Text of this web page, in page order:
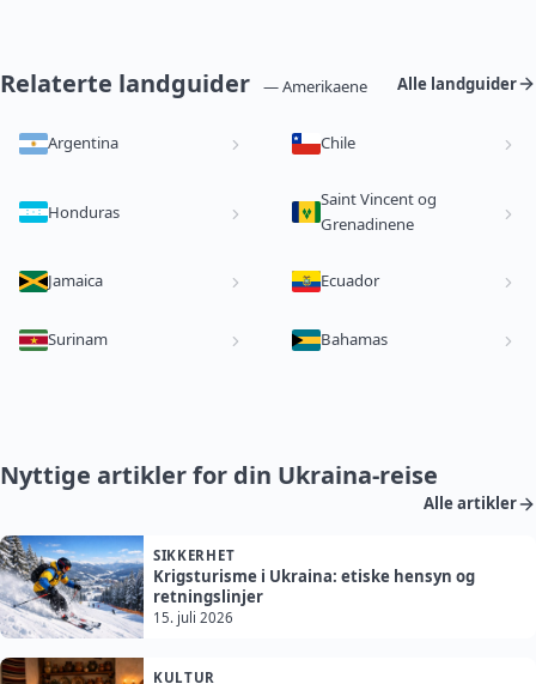
Relaterte landguider — Amerikaene Alle landguider
Argentina Chile
Honduras
Saint Vincent og
Grenadinene
Jamaica Ecuador
Surinam Bahamas
Nyttige artikler for din Ukraina-reise
Alle artikler
SIKKERHET
Krigsturisme i Ukraina: etiske hensyn og
retningslinjer
15. juli 2026
KULTUR